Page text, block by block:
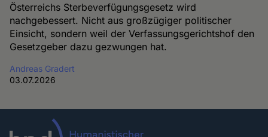
Österreichs Sterbeverfügungsgesetz wird
nachgebessert. Nicht aus großzügiger politischer
Einsicht, sondern weil der Verfassungsgerichtshof den
Gesetzgeber dazu gezwungen hat.
Andreas Gradert
03.07.2026